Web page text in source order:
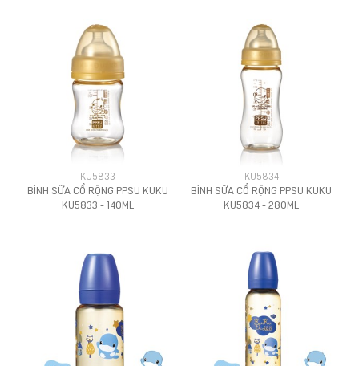
KU5833
BÌNH SỮA CỔ RỘNG PPSU KUKU
KU5833 - 140ML
KU5834
BÌNH SỮA CỔ RỘNG PPSU KUKU
KU5834 - 280ML